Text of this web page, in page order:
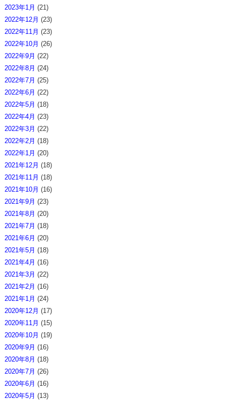
2023年1月 (21)
2022年12月 (23)
2022年11月 (23)
2022年10月 (26)
2022年9月 (22)
2022年8月 (24)
2022年7月 (25)
2022年6月 (22)
2022年5月 (18)
2022年4月 (23)
2022年3月 (22)
2022年2月 (18)
2022年1月 (20)
2021年12月 (18)
2021年11月 (18)
2021年10月 (16)
2021年9月 (23)
2021年8月 (20)
2021年7月 (18)
2021年6月 (20)
2021年5月 (18)
2021年4月 (16)
2021年3月 (22)
2021年2月 (16)
2021年1月 (24)
2020年12月 (17)
2020年11月 (15)
2020年10月 (19)
2020年9月 (16)
2020年8月 (18)
2020年7月 (26)
2020年6月 (16)
2020年5月 (13)